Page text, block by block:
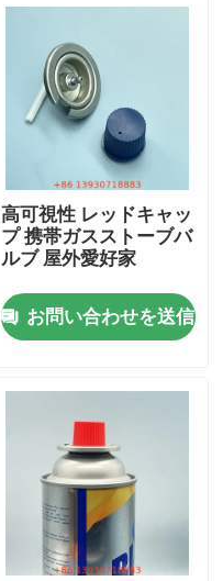
高可視性 レッドキャッ
プ 携帯ガスストーブバ
ルブ 屋外愛好家
お問い合わせを送信